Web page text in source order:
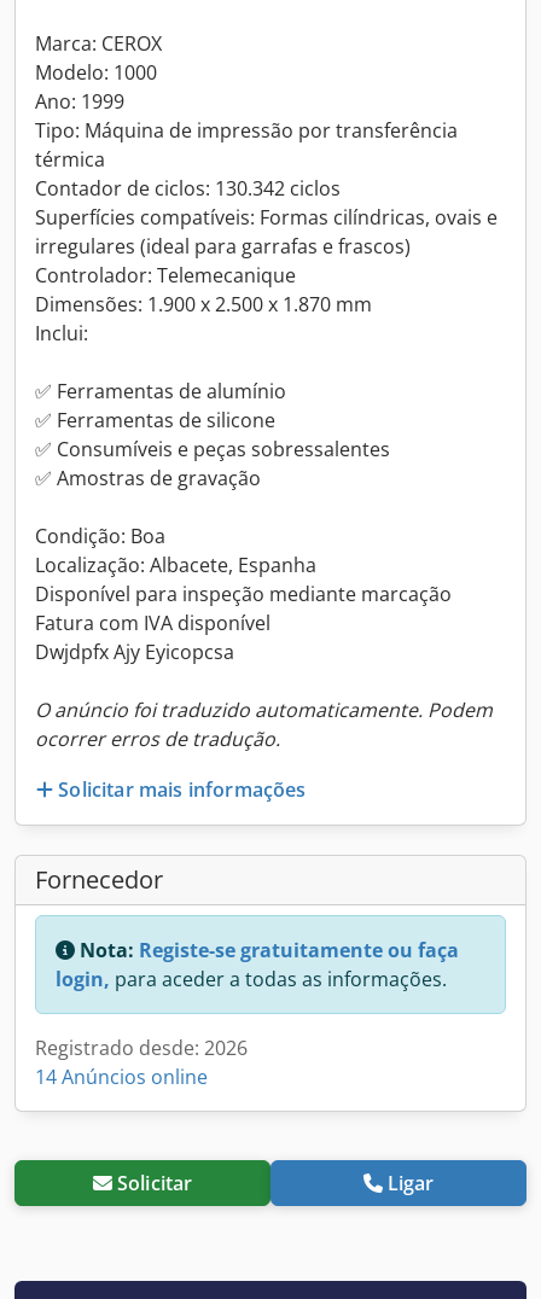
Marca: CEROX
Modelo: 1000
Ano: 1999
Tipo: Máquina de impressão por transferência
térmica
Contador de ciclos: 130.342 ciclos
Superfícies compatíveis: Formas cilíndricas, ovais e
irregulares (ideal para garrafas e frascos)
Controlador: Telemecanique
Dimensões: 1.900 x 2.500 x 1.870 mm
Inclui:
✅ Ferramentas de alumínio
✅ Ferramentas de silicone
✅ Consumíveis e peças sobressalentes
✅ Amostras de gravação
Condição: Boa
Localização: Albacete, Espanha
Disponível para inspeção mediante marcação
Fatura com IVA disponível
Dwjdpfx Ajy Eyicopcsa
O anúncio foi traduzido automaticamente. Podem
ocorrer erros de tradução.
Solicitar mais informações
Fornecedor
Nota: Registe-se gratuitamente ou faça
login, para aceder a todas as informações.
Registrado desde: 2026
14 Anúncios online
Solicitar Ligar